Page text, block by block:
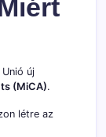
új
(MiCA).
létre az